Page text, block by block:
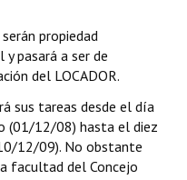
propiedad
pasará a ser de
del LOCADOR.
sus tareas desde el día
(01/12/08) hasta el diez
12/09). No obstante
facultad del Concejo